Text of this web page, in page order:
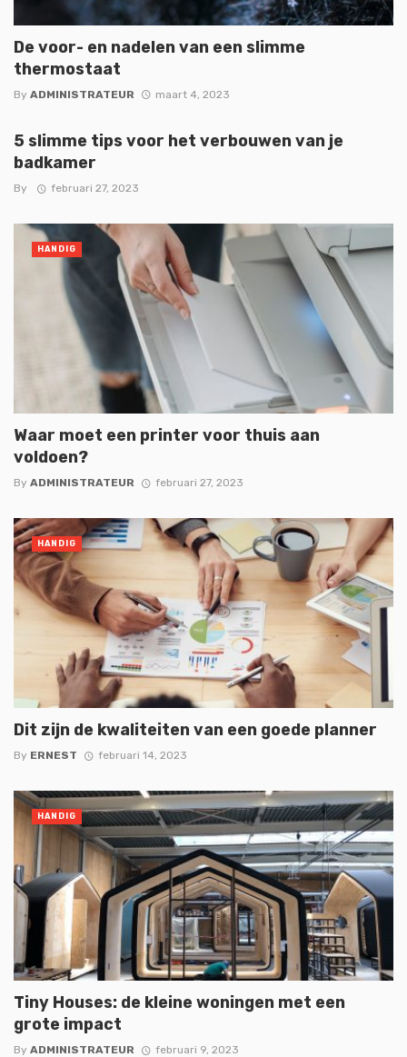
De voor- en nadelen van een slimme
thermostaat
By ADMINISTRATEUR maart 4, 2023
5 slimme tips voor het verbouwen van je
badkamer
By februari 27, 2023
Waar moet een printer voor thuis aan
voldoen?
By ADMINISTRATEUR februari 27, 2023
HANDIG
Dit zijn de kwaliteiten van een goede planner
By ERNEST februari 14, 2023
HANDIG
Tiny Houses: de kleine woningen met een
grote impact
By ADMINISTRATEUR februari 9, 2023
HANDIG